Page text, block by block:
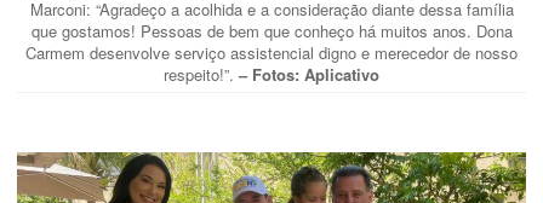
Marconi: “Agradeço a acolhida e a consideração diante dessa família
que gostamos! Pessoas de bem que conheço há muitos anos. Dona
Carmem desenvolve serviço assistencial digno e merecedor de nosso
respeito!”. – Fotos: Aplicativo